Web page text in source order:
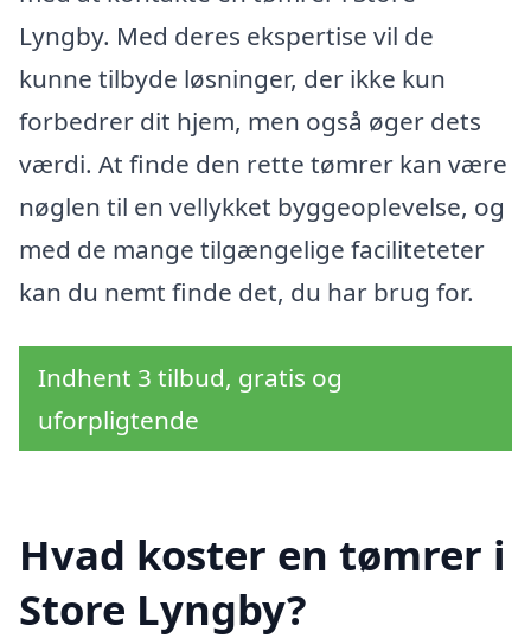
Lyngby. Med deres ekspertise vil de
kunne tilbyde løsninger, der ikke kun
forbedrer dit hjem, men også øger dets
værdi. At finde den rette tømrer kan være
nøglen til en vellykket byggeoplevelse, og
med de mange tilgængelige faciliteteter
kan du nemt finde det, du har brug for.
Indhent 3 tilbud, gratis og
uforpligtende
Hvad koster en tømrer i
Store Lyngby?